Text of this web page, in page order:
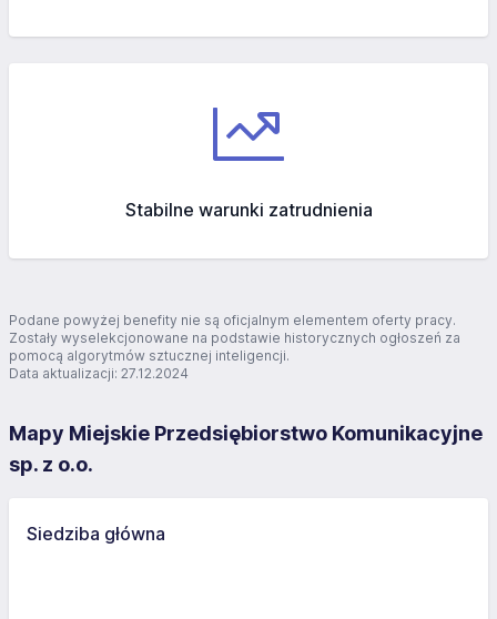
Stabilne warunki zatrudnienia
Podane powyżej benefity nie są oficjalnym elementem oferty pracy.
Zostały wyselekcjonowane na podstawie historycznych ogłoszeń za
pomocą algorytmów sztucznej inteligencji.
Data aktualizacji: 27.12.2024
Mapy Miejskie Przedsiębiorstwo Komunikacyjne
sp. z o.o.
Siedziba główna